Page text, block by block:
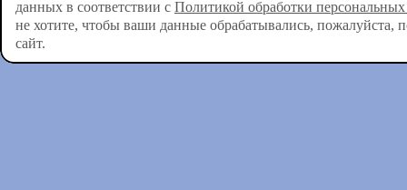
данных в соответствии с Политикой обработки
не хотите, чтобы ваши данные обрабатывались, пожалуйста,
сайт.